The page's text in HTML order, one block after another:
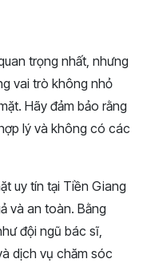
trọng nhất, nhưng
vai trò không nhỏ
Hãy đảm bảo rằng
lý và không có các
uy tín tại Tiền Giang
và an toàn. Bằng
đội ngũ bác sĩ,
dịch vụ chăm sóc